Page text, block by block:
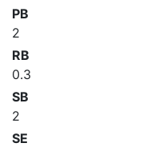
PB
2
RB
0.3
SB
2
SE